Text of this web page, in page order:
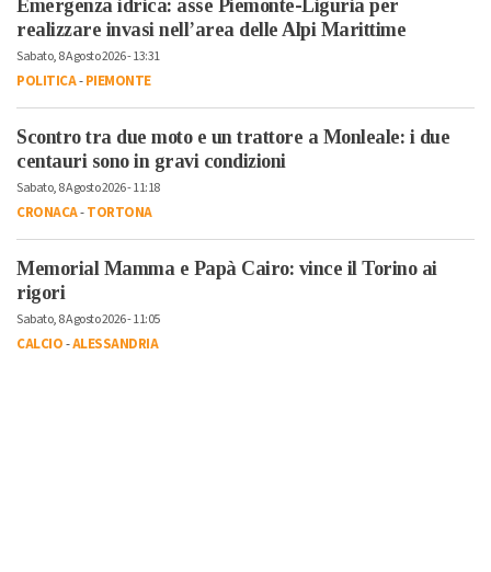
Emergenza idrica: asse Piemonte-Liguria per
realizzare invasi nell’area delle Alpi Marittime
Sabato, 8 Agosto 2026 - 13:31
POLITICA-PIEMONTE
Scontro tra due moto e un trattore a Monleale: i due
centauri sono in gravi condizioni
Sabato, 8 Agosto 2026 - 11:18
CRONACA-TORTONA
Memorial Mamma e Papà Cairo: vince il Torino ai
rigori
Sabato, 8 Agosto 2026 - 11:05
CALCIO-ALESSANDRIA